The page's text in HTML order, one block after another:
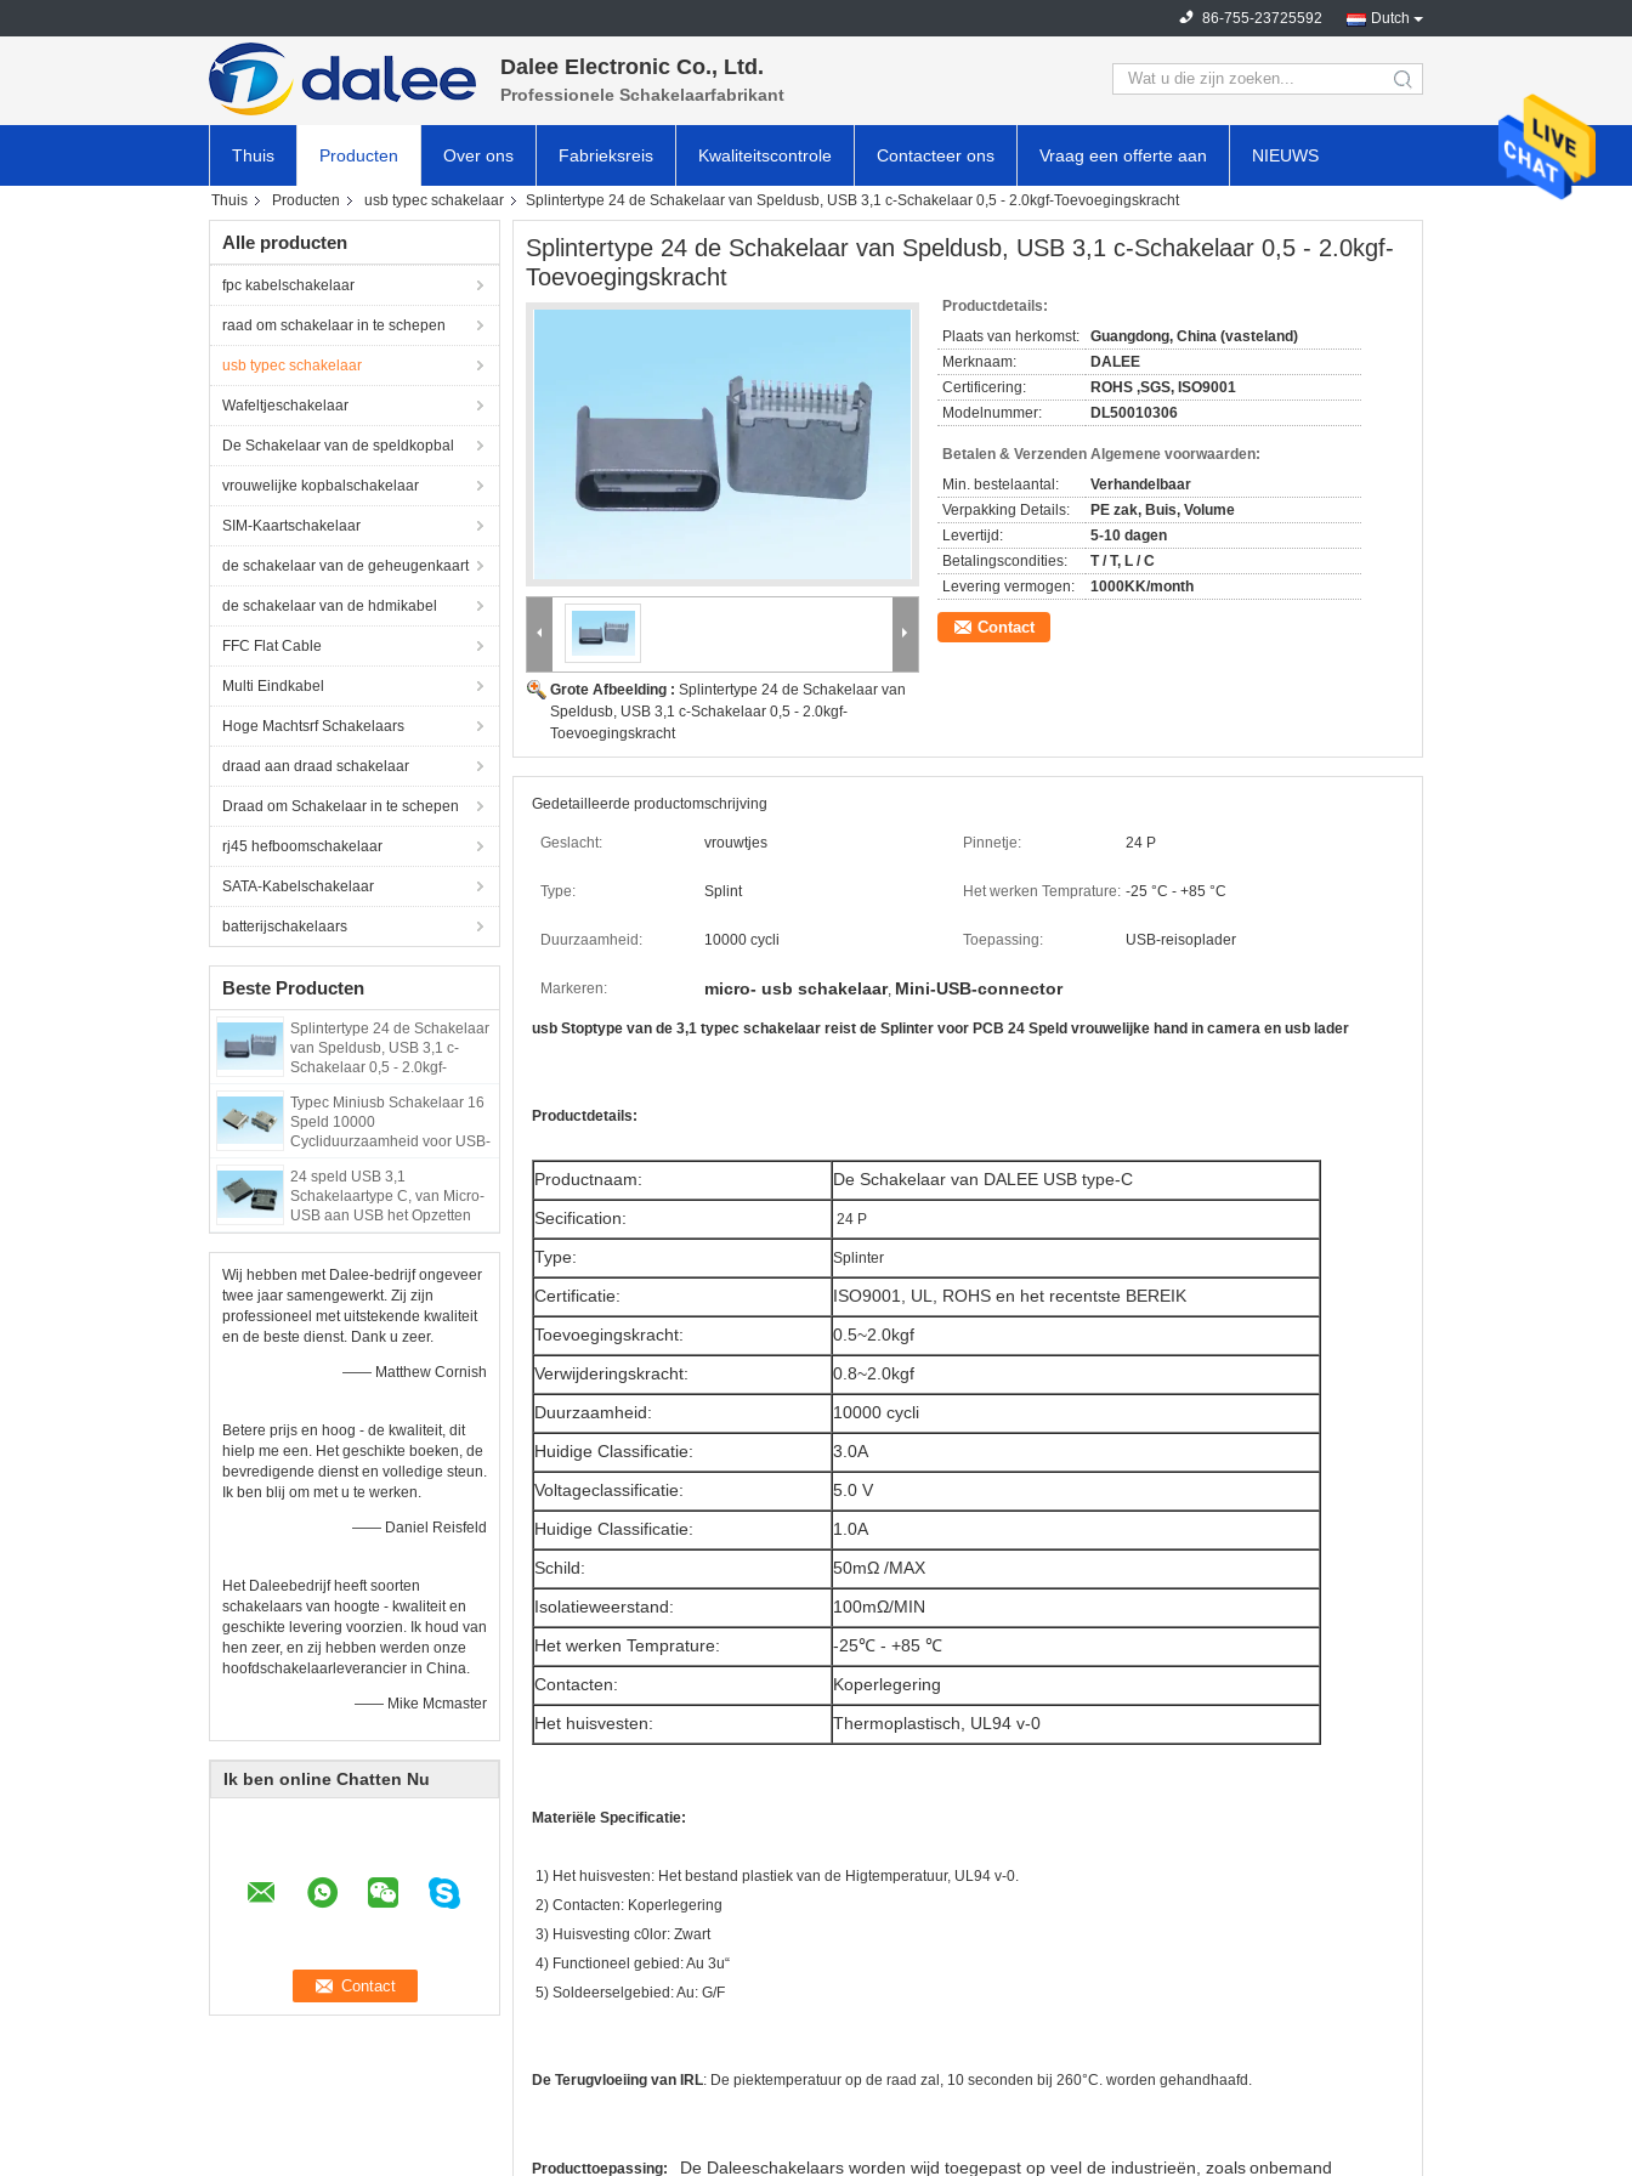
Dutch
86-755-23725592
Dalee Electronic Co., Ltd.
Professionele Schakelaarfabrikant search
Thuis Producten Over ons Fabrieksreis Kwaliteitscontrole Contacteer ons Vraag een offerte aan NIEUWS
Thuis Producten usb typec schakelaar Splintertype 24 de Schakelaar van Speldusb, USB 3,1 c-Schakelaar 0,5 - 2.0kgf-Toevoegingskracht
Alle producten
fpc kabelschakelaar
raad om schakelaar in te schepen
usb typec schakelaar
Wafeltjeschakelaar
De Schakelaar van de speldkopbal
vrouwelijke kopbalschakelaar
SIM-Kaartschakelaar
de schakelaar van de geheugenkaart
de schakelaar van de hdmikabel
FFC Flat Cable
Multi Eindkabel
Hoge Machtsrf Schakelaars
draad aan draad schakelaar
Draad om Schakelaar in te schepen
rj45 hefboomschakelaar
SATA-Kabelschakelaar
batterijschakelaars
Beste Producten
Splintertype 24 de Schakelaar
van Speldusb, USB 3,1 c-
Schakelaar 0,5 - 2.0kgf-
Typec Miniusb Schakelaar 16
Speld 10000
Cycliduurzaamheid voor USB-
24 speld USB 3,1
Schakelaartype C, van Micro-
USB aan USB het Opzetten
Schakelaarsmt
Wij hebben met Dalee-bedrijf ongeveer
twee jaar samengewerkt. Zij zijn
professioneel met uitstekende kwaliteit
en de beste dienst. Dank u zeer.
—— Matthew Cornish
Betere prijs en hoog - de kwaliteit, dit
hielp me een. Het geschikte boeken, de
bevredigende dienst en volledige steun.
Ik ben blij om met u te werken.
—— Daniel Reisfeld
Het Daleebedrijf heeft soorten
schakelaars van hoogte - kwaliteit en
geschikte levering voorzien. Ik houd van
hen zeer, en zij hebben werden onze
hoofdschakelaarleverancier in China.
—— Mike Mcmaster
Ik ben online Chatten Nu
Splintertype 24 de Schakelaar van Speldusb, USB 3,1 c-Schakelaar 0,5 - 2.0kgf-
Toevoegingskracht
Grote Afbeelding : Splintertype 24 de Schakelaar van
Speldusb, USB 3,1 c-Schakelaar 0,5 - 2.0kgf-
Toevoegingskracht
Productdetails:
Plaats van herkomst:
Guangdong, China (vasteland)
Merknaam:
DALEE
Certificering:
ROHS ,SGS, ISO9001
Modelnummer:
DL50010306
Betalen & Verzenden Algemene voorwaarden:
Min. bestelaantal:
Verhandelbaar
Verpakking Details:
PE zak, Buis, Volume
Levertijd:
5-10 dagen
Betalingscondities:
T / T, L / C
Levering vermogen:
1000KK/month
Contact
Gedetailleerde productomschrijving
Geslacht: vrouwtjes Pinnetje: 24 P
Type: Splint Het werken Temprature: -25 °C - +85 °C
Duurzaamheid: 10000 cycli Toepassing: USB-reisoplader
Markeren: micro- usb schakelaar, Mini-USB-connector
usb Stoptype van de 3,1 typec schakelaar reist de Splinter voor PCB 24 Speld vrouwelijke hand in camera en usb lader
Productdetails:
Productnaam:
De Schakelaar van DALEE USB type-C
Secification:
24 P
Type: Splinter
Certificatie:
ISO9001, UL, ROHS en het recentste BEREIK
Toevoegingskracht:
0.5~2.0kgf
Verwijderingskracht:
0.8~2.0kgf
Duurzaamheid:
10000 cycli
Huidige Classificatie:
3.0A
Voltageclassificatie:
5.0 V
Huidige Classificatie:
1.0A
Schild:
50mΩ /MAX
Isolatieweerstand:
100mΩ/MIN
Het werken Temprature:
-25℃ - +85 ℃
Contacten:
Koperlegering
Het huisvesten:
Thermoplastisch, UL94 v-0
Materiële Specificatie:
1) Het huisvesten: Het bestand plastiek van de Higtemperatuur, UL94 v-0.
2) Contacten: Koperlegering
3) Huisvesting c0lor: Zwart
4) Functioneel gebied: Au 3u“
5) Soldeerselgebied: Au: G/F
De Terugvloeiing van IRL: De piektemperatuur op de raad zal, 10 seconden bij 260°C. worden gehandhaafd.
Producttoepassing: De Daleeschakelaars worden wijd toegepast op veel de industrieën, zoalsonbemand